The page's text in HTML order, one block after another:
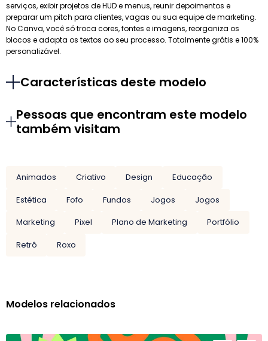
serviços, exibir projetos de HUD e menus, reunir depoimentos e
preparar um pitch para clientes, vagas ou sua equipe de marketing.
No Canva, você só troca cores, fontes e imagens, reorganiza os
blocos e adapta os textos ao seu processo. Totalmente grátis e 100%
personalizável.
Características deste modelo
Pessoas que encontram este modelo
também visitam
Animados Criativo Design
Educação
Estética
Fofo Fundos Jogos
Jogos
Marketing
Pixel Plano de Marketing
Portfólio
Retrô
Roxo
Modelos relacionados